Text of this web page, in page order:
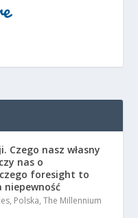
Czego nasz własny
nas o
foresight to
niepewność
, Polska,The Millennium